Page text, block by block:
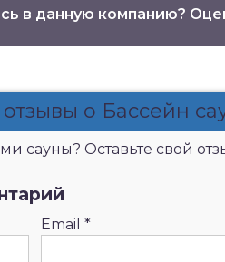
в данную компанию?
о Бассейн
сауны? Оставьте свой
Email *